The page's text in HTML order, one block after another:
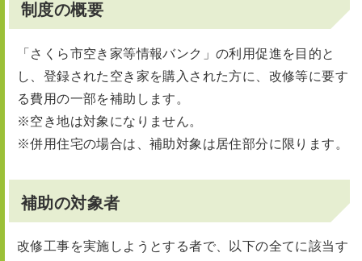
制度の概要
「さくら市空き家等情報バンク」の利用促進を目的と
し、登録された空き家を購入された方に、改修等に要す
る費用の一部を補助します。
※空き地は対象になりません。
※併用住宅の場合は、補助対象は居住部分に限ります。
補助の対象者
改修工事を実施しようとする者で、以下の全てに該当す